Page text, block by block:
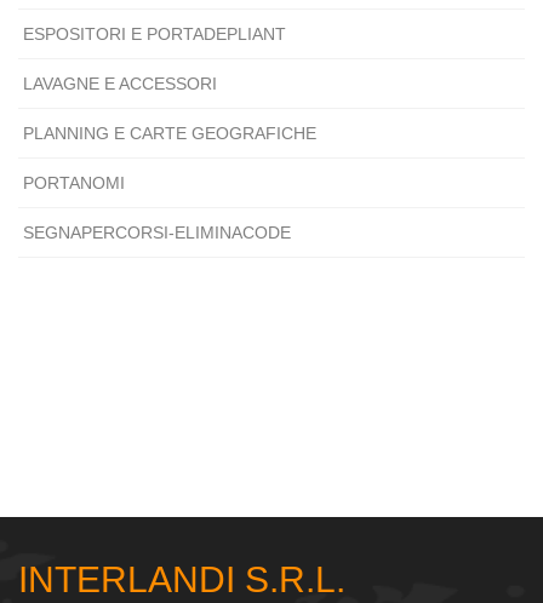
ESPOSITORI E PORTADEPLIANT
LAVAGNE E ACCESSORI
PLANNING E CARTE GEOGRAFICHE
PORTANOMI
SEGNAPERCORSI-ELIMINACODE
INTERLANDI S.R.L.